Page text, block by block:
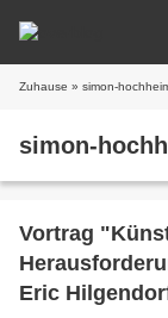
Zuhause » simon-
simon-
Vortrag
Eric